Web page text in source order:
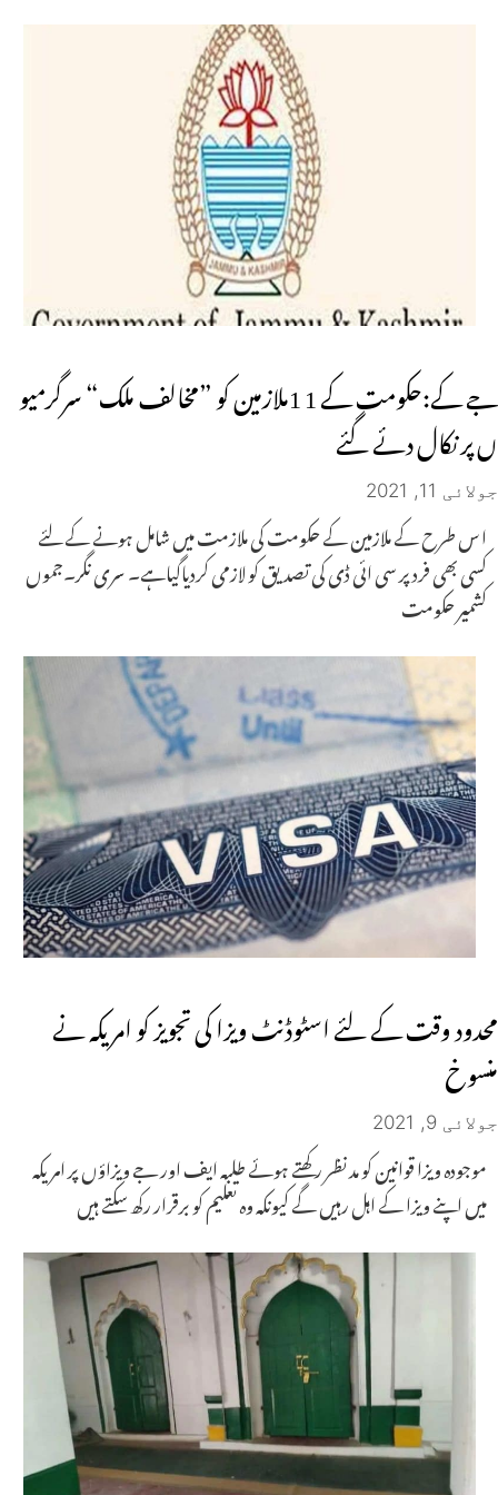
جے کے:حکومت کے 1 1ملازمین کو ”مخالف ملک“ سرگرمیو
ں پر نکال دئے گئے
جولائی 11, 2021
ا س طرح کے ملازمین کے حکومت کی ملازمت میں شامل ہونے کے لئے
کسی بھی فرد پر سی ائی ڈی کی تصدیق کو لازمی کردیاگیاہے۔ سری نگر۔جموں
کشمیر حکومت
محدود وقت کے لئے اسٹوڈنٹ ویزا کی تجویز کو امریکہ نے
منسوخ
جولائی 9, 2021
موجودہ ویزا قوانین کو مد نظر رکھتے ہوئے طلبہ ایف اور جے ویزاؤں پر امریکہ
میں اپنے ویزا کے اہل رہیں گے کیونکہ وہ تعلیم کو برقرار رکھ سکتے ہیں